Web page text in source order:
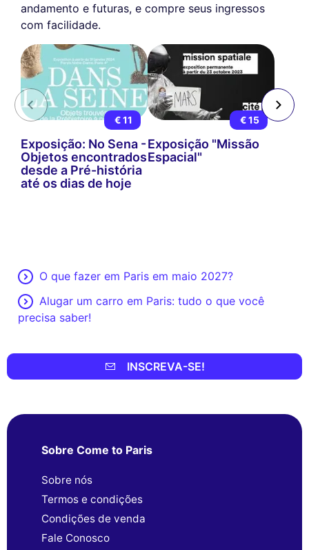
andamento e futuras, e compre seus ingressos
com facilidade.
€ 11
Exposição: No Sena -
Objetos encontrados
desde a Pré-história
até os dias de hoje
€ 15
Exposição "Missão
Espacial"
O que fazer em Paris em maio 2027?
Alugar um carro em Paris: tudo o que você
precisa saber!
INSCREVA-SE!
Sobre Come to Paris
Sobre nós
Termos e condições
Condições de venda
Fale Conosco